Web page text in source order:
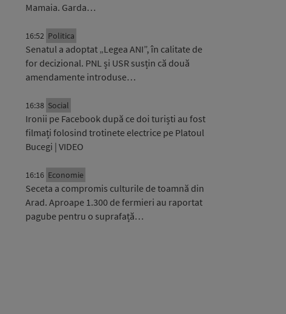
Mamaia. Garda…
16:52 Politica
Senatul a adoptat „Legea ANI”, în calitate de
for decizional. PNL și USR susțin că două
amendamente introduse…
16:38 Social
Ironii pe Facebook după ce doi turiști au fost
filmați folosind trotinete electrice pe Platoul
Bucegi | VIDEO
16:16 Economie
Seceta a compromis culturile de toamnă din
Arad. Aproape 1.300 de fermieri au raportat
pagube pentru o suprafață…